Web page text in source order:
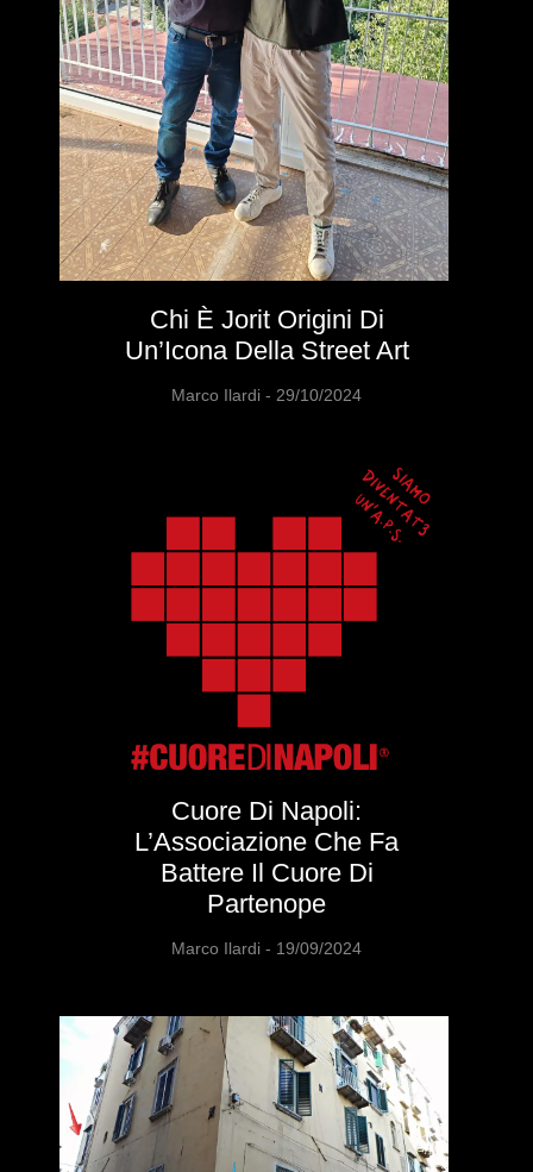
Chi È Jorit Origini Di
Un’Icona Della Street Art
Marco Ilardi 29/10/2024
Cuore Di Napoli:
L’Associazione Che Fa
Battere Il Cuore Di
Partenope
Marco Ilardi 19/09/2024